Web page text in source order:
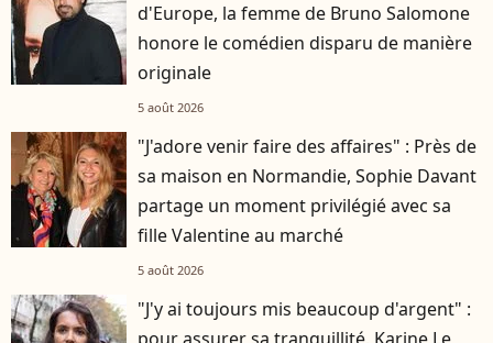
d'Europe, la femme de Bruno Salomone
honore le comédien disparu de manière
originale
5 août 2026
"J'adore venir faire des affaires" : Près de
sa maison en Normandie, Sophie Davant
partage un moment privilégié avec sa
fille Valentine au marché
5 août 2026
"J'y ai toujours mis beaucoup d'argent" :